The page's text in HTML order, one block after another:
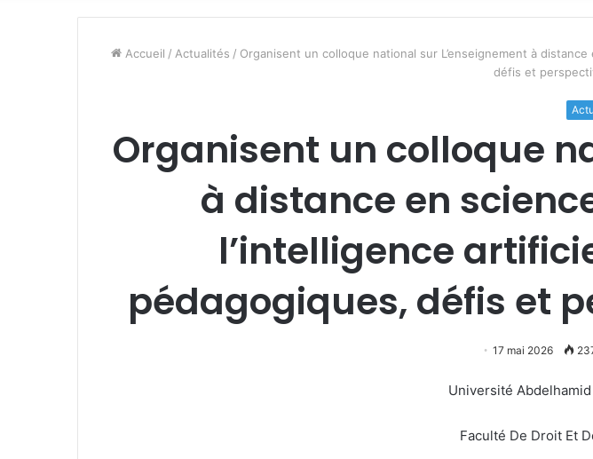
Accueil / Actualités / Organisent un colloque national sur L’enseignement à
défis et
Organisent un colloque
à distance en
l’intelligence
pédagogiques, défis et
17 mai 2026
Université
Faculté De Droit Et